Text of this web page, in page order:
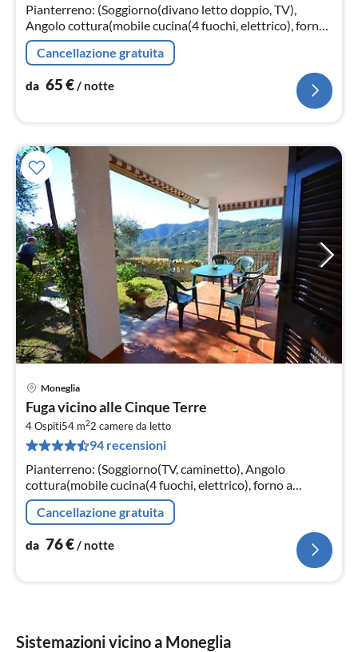
Pianterreno: (Soggiorno(divano letto doppio, TV),
Angolo cottura(mobile cucina(4 fuochi, elettrico), forno
a microonde, frigo con congelatore), Camera da
letto(letto matrimoniale)
Cancellazione gratuita
da 65€/ notte
Moneglia
Fuga vicino alle Cinque Terre
4 Ospiti54 m22 camere da letto
94 recensioni
Pianterreno: (Soggiorno(TV, caminetto), Angolo
cottura(mobile cucina(4 fuochi, elettrico), forno a
microonde, frigo con congelatore), Camera da letto(letto
matrimoniale)
Cancellazione gratuita
da 76€/ notte
Sistemazioni vicino a Moneglia